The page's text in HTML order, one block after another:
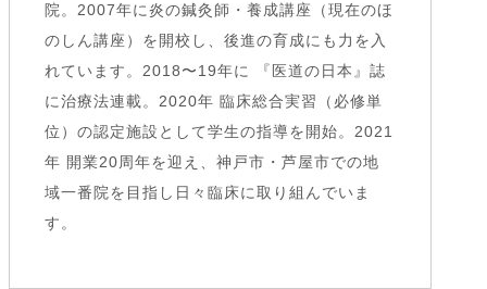
院。2007年に炎の鍼灸師・養成講座（現在のほ
のしん講座）を開校し、後進の育成にも力を入
れています。2018〜19年に 『医道の日本』誌
に治療法連載。2020年 臨床総合実習（必修単
位）の認定施設として学生の指導を開始。2021
年 開業20周年を迎え、神戸市・芦屋市での地
域一番院を目指し日々臨床に取り組んでいま
す。